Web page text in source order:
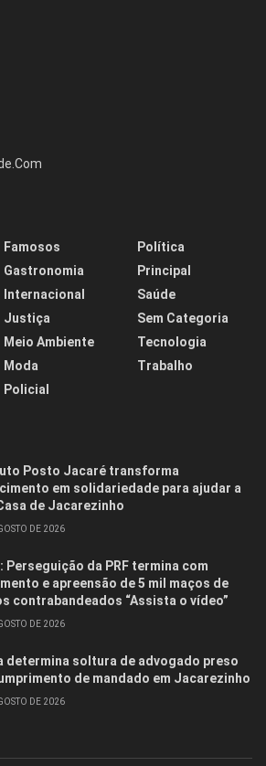
Famosos
Gastronomia
Internacional
Justiça
Meio Ambiente
Moda
Policial
Política
Principal
Saúde
Sem Categoria
Tecnologia
Trabalho
Posto Jacaré transforma
em solidariedade para ajudar a
de Jacarezinho
DE 2026
Perseguição da PRF termina com
e apreensão de 5 mil maços de
contrabandeados “Assista o vídeo”
DE 2026
determina soltura de advogado preso
de mandado em Jacarezinho
DE 2026